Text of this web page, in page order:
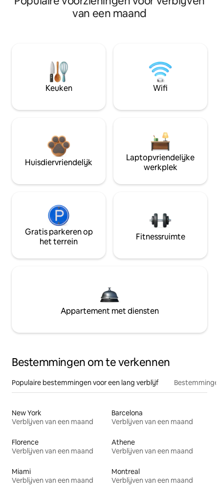
van een maand
Keuken Wifi
Huisdiervriendelijk
Laptopvriendelijke
werkplek
Gratis parkeren op
het terrein
Fitnessruimte
Appartement met diensten
Bestemmingen om te verkennen
Populaire bestemmingen voor een lang verblijf
New York
Verblijven van een maand
Barcelona
Verblijven van een maand
Florence
Verblijven van een maand
Athene
Verblijven van een maand
Miami
Verblijven van een maand
Montreal
Verblijven van een maand